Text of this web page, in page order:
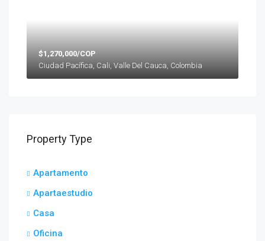
$1,270,000/COP
Ciudad Pacífica, Cali, Valle Del Cauca, Colombia
Property Type
Apartamento
Apartaestudio
Casa
Oficina